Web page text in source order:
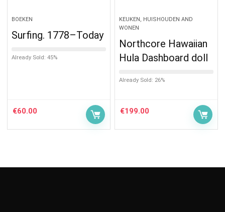
BOEKEN
Surfing. 1778–Today
Already Sold: 45%
€60.00
KEUKEN, HUISHOUDEN AND
WONEN
Northcore Hawaiian
Hula Dashboard doll
Already Sold: 26%
€199.00